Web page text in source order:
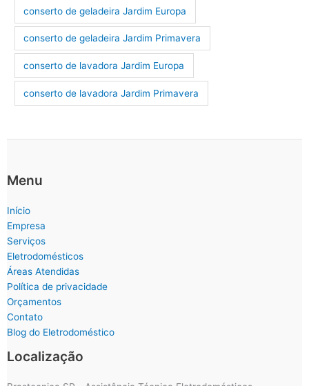
conserto de geladeira Jardim Europa
conserto de geladeira Jardim Primavera
conserto de lavadora Jardim Europa
conserto de lavadora Jardim Primavera
Menu
Início
Empresa
Serviços
Eletrodomésticos
Áreas Atendidas
Política de privacidade
Orçamentos
Contato
Blog do Eletrodoméstico
Localização